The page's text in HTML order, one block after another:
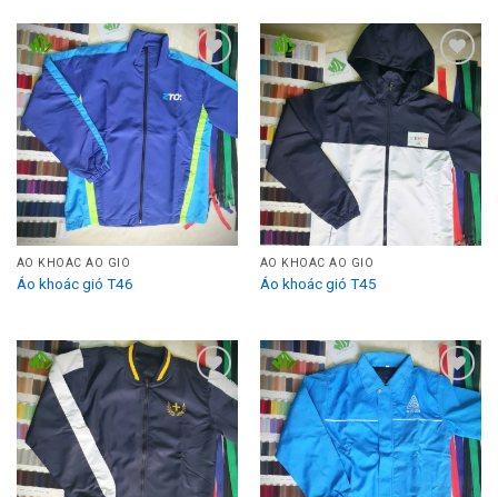
Add to
Wishlist
ÁO KHOÁC ÁO GIÓ
Áo khoác gió T46
Add to
Wishlist
ÁO KHOÁC ÁO GIÓ
Áo khoác gió T45
Add to
Wishlist
Add to
Wishlist